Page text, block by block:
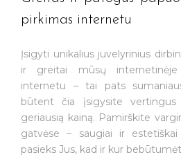
pirkimas internetu
Įsigyti unikalius juvelyrinius
ir greitai mūsų internetinėje
internetu – tai pats
būtent čia įsigysite vertingus
geriausią kainą. Pamirškite
gatvėse – saugiai ir estetiškai
pasieks Jus, kad ir kur